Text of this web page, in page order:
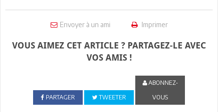
Envoyer à un ami Imprimer
VOUS AIMEZ CET ARTICLE ? PARTAGEZ-LE AVEC
VOS AMIS !
PARTAGER TWEETER
ABONNEZ-
VOUS